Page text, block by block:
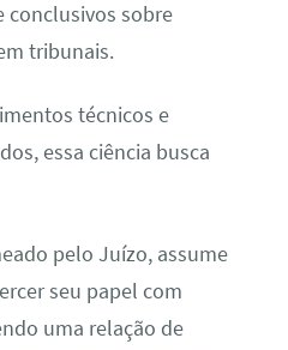
conclusivos sobre
tribunais.
técnicos e
essa ciência busca
pelo Juízo, assume
seu papel com
uma relação de